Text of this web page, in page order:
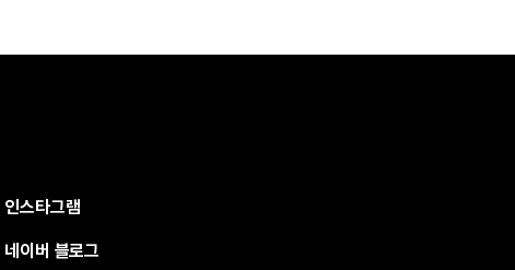
인스타그램
네이버 블로그